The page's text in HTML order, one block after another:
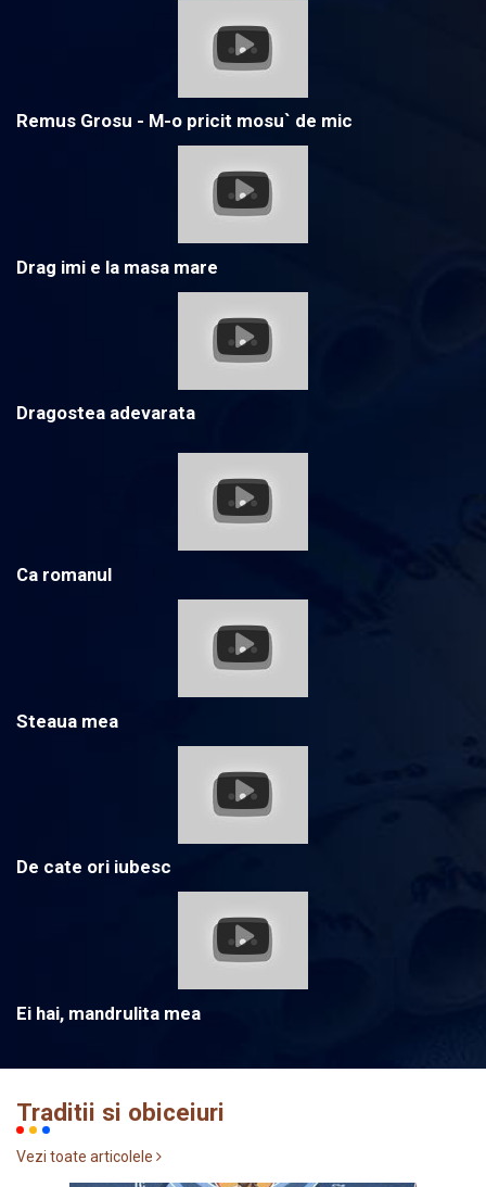
Remus Grosu - M-o pricit mosu` de mic
Drag imi e la masa mare
Dragostea adevarata
Ca romanul
Steaua mea
De cate ori iubesc
Ei hai, mandrulita mea
Traditii si obiceiuri
Vezi toate articolele